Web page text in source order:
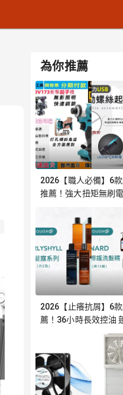
為你推薦
2026【職人必備】6
推薦！強大扭矩無刷
2026【止癢抗屑】6
薦！36小時長效控油